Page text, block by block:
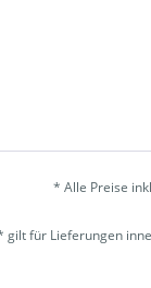
* Alle Preise
gilt für Lieferungen